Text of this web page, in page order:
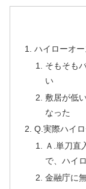
ハイローオ
そもそも
い
敷居が低
なった
Q.実際ハイ
Ａ.単刀直
で、ハイ
金融庁に